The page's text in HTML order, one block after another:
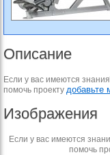
Описание
Если у вас имеются
помочь проекту добавьте
Изображения
Если у вас имеются
помочь